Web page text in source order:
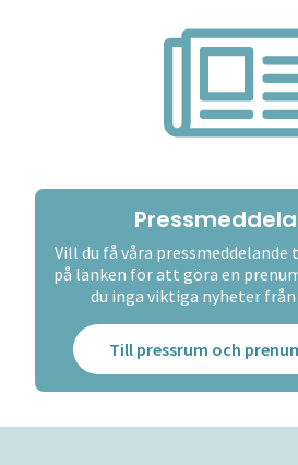
Vill du få våra
på länken för att göra en
du inga viktiga nyheter
Till pressrum och